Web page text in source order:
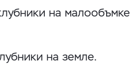
на малообъмке
на земле.